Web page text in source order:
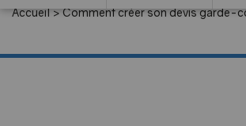
Accueil>Comment créer son devis garde-